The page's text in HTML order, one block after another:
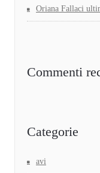
Oriana Fallaci
Commenti
Categorie
avi